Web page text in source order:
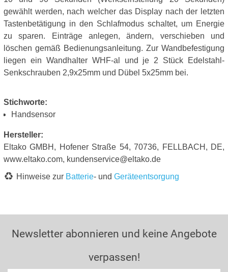
gewählt werden, nach welcher das Display nach der letzten
Tastenbetätigung in den Schlafmodus schaltet, um Energie
zu sparen. Einträge anlegen, ändern, verschieben und
löschen gemäß Bedienungsanleitung. Zur Wandbefestigung
liegen ein Wandhalter WHF-al und je 2 Stück Edelstahl-
Senkschrauben 2,9x25mm und Dübel 5x25mm bei.
Stichworte:
Handsensor
Hersteller:
Eltako GMBH, Hofener Straße 54, 70736, FELLBACH, DE,
www.eltako.com, kundenservice@eltako.de
Hinweise zur Batterie- und Geräteentsorgung
Newsletter abonnieren und keine Angebote
verpassen!